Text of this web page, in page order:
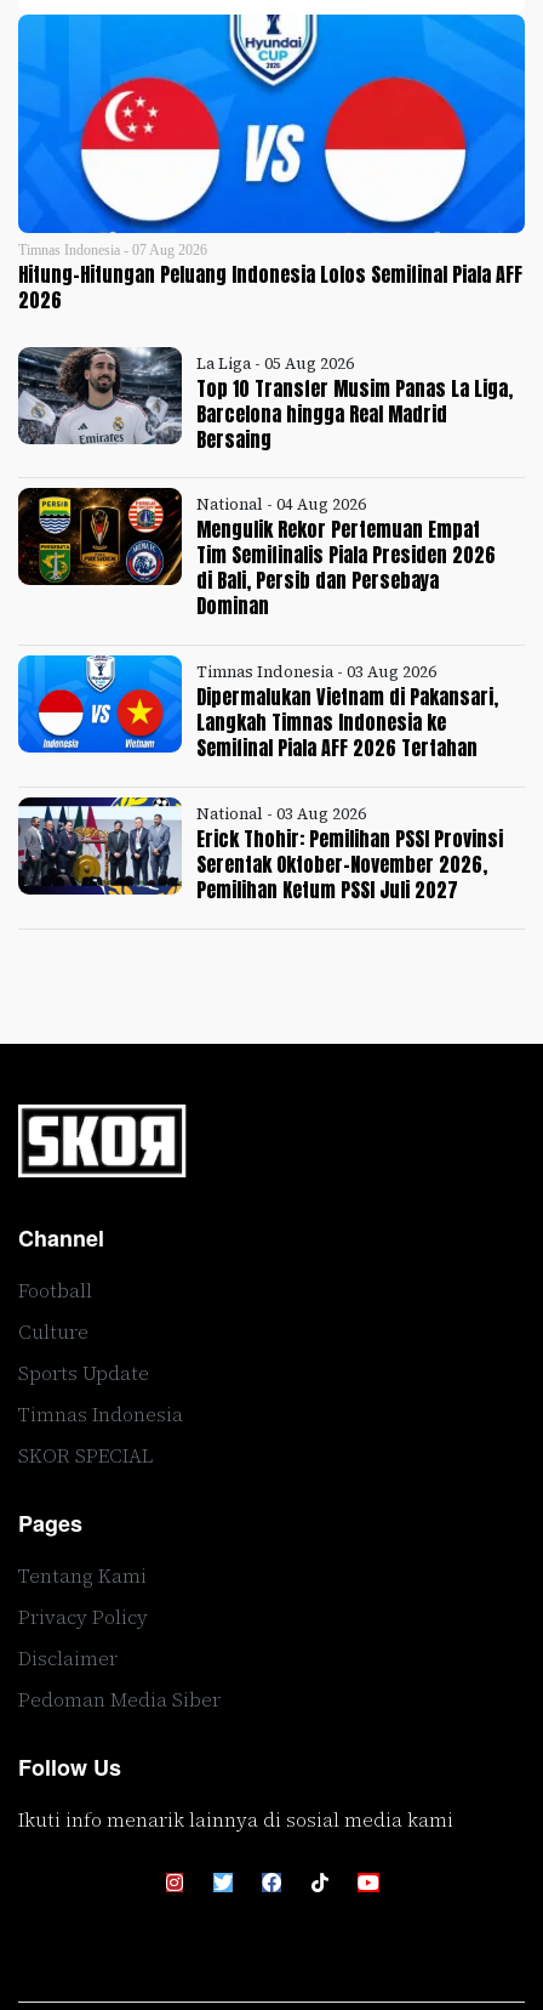
Timnas Indonesia - 07 Aug 2026
Hitung-Hitungan Peluang Indonesia Lolos Semifinal Piala AFF
2026
La Liga - 05 Aug 2026
Top 10 Transfer Musim Panas La Liga,
Barcelona hingga Real Madrid
Bersaing
National - 04 Aug 2026
Mengulik Rekor Pertemuan Empat
Tim Semifinalis Piala Presiden 2026
di Bali, Persib dan Persebaya
Dominan
Timnas Indonesia - 03 Aug 2026
Dipermalukan Vietnam di Pakansari,
Langkah Timnas Indonesia ke
Semifinal Piala AFF 2026 Tertahan
National - 03 Aug 2026
Erick Thohir: Pemilihan PSSI Provinsi
Serentak Oktober-November 2026,
Pemilihan Ketum PSSI Juli 2027
Channel
Football
Culture
Sports Update
Timnas Indonesia
SKOR SPECIAL
Pages
Tentang Kami
Privacy Policy
Disclaimer
Pedoman Media Siber
Follow Us
Ikuti info menarik lainnya di sosial media kami